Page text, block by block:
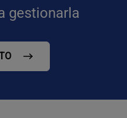
gestionarla